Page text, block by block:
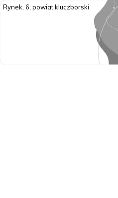
Rynek, 6, powiat kluczborski